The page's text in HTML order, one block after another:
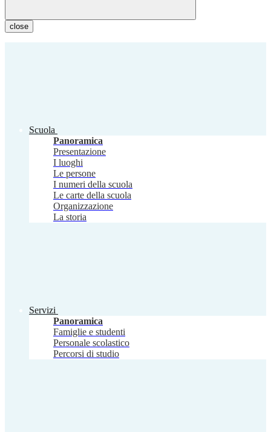
close
Scuola
Panoramica
Presentazione
I luoghi
Le persone
I numeri della scuola
Le carte della scuola
Organizzazione
La storia
Servizi
Panoramica
Famiglie e studenti
Personale scolastico
Percorsi di studio